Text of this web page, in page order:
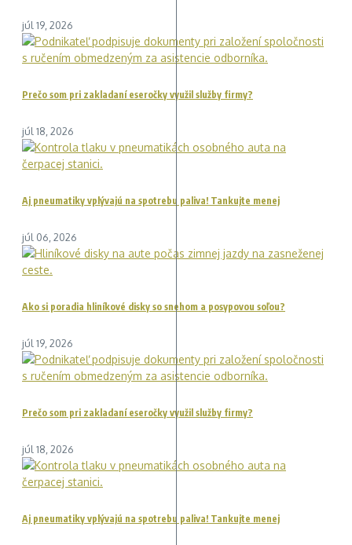
júl 19, 2026
Prečo som pri zakladaní eseročky využil služby firmy?
júl 18, 2026
Aj pneumatiky vplývajú na spotrebu paliva! Tankujte menej
júl 06, 2026
Ako si poradia hliníkové disky so snehom a posypovou soľou?
júl 19, 2026
Prečo som pri zakladaní eseročky využil služby firmy?
júl 18, 2026
Aj pneumatiky vplývajú na spotrebu paliva! Tankujte menej